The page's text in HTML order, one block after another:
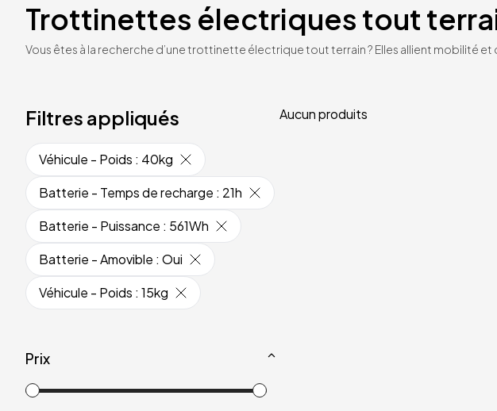
Trottinettes électriques tout
Vous êtes à la recherche d’une trottinette électrique tout terrain ? Elles allient mobilité
Filtres appliqués
Véhicule - Poids : 40kg
Batterie - Temps de recharge : 21h
Batterie - Puissance : 561Wh
Batterie - Amovible : Oui
Véhicule - Poids : 15kg
Prix
Aucun produits